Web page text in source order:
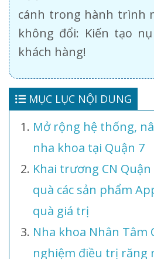
cánh trong hành trình
không đổi: Kiến tạo
khách hàng!
MỤC LỤC NỘI DUNG
Mở rộng hệ thống,
nha khoa tại Quận 7
Khai trương CN
quà các sản phẩm
quà giá trị
Nha khoa Nhân Tâm
nghiệm điều trị răng